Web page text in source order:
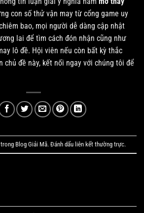
con số thử vận may từ cổng game uy
bao, mọi người dễ dàng cập nhật
lai để tìm cách đón nhận cũng như
lô đề. Hội viên nếu còn bất kỳ thắc
chủ đề này, kết nối ngay với chúng tôi để
Blog Giải Mã. Đánh dấu liên kết thường trực.
Sau Cơn Sốt Cá Cược Được 33WIN Đánh Giá
Tháng 5 20, 2025